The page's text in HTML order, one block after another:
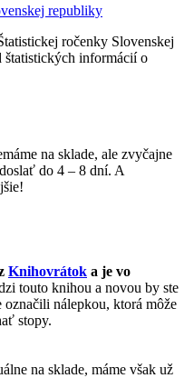
republiky
ročenky Slovenskej
informácií o
na sklade, ale zvyčajne
do 4 – 8 dní. A
Knihovrátok a je vo
touto knihou a novou by ste
nálepkou, ktorá môže
stopy.
na sklade, máme však už